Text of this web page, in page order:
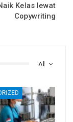
Kelas lewat
Copywriting
All